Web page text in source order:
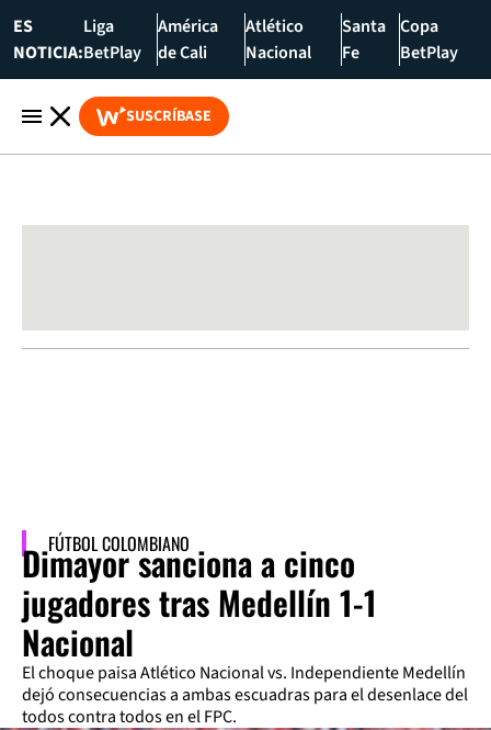
ES
NOTICIA:
Liga
BetPlay
América
de Cali
Atlético
Nacional
Santa
Fe
Copa
BetPlay
SUSCRÍBASE
FÚTBOL COLOMBIANO
Dimayor sanciona a cinco
jugadores tras Medellín 1-1
Nacional
El choque paisa Atlético Nacional vs. Independiente Medellín
dejó consecuencias a ambas escuadras para el desenlace del
todos contra todos en el FPC.